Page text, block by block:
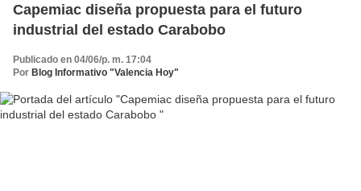
Capemiac diseña propuesta para el futuro
industrial del estado Carabobo
Publicado en 04/06/p. m. 17:04
Por Blog Informativo "Valencia Hoy"